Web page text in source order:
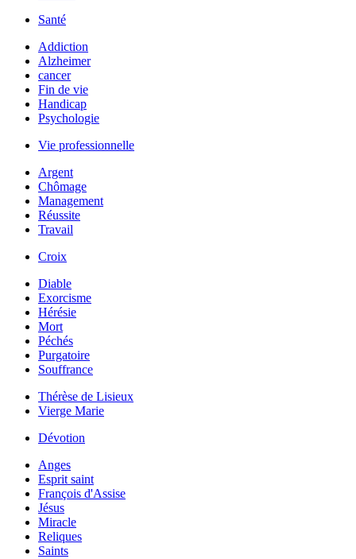
Santé
Addiction
Alzheimer
cancer
Fin de vie
Handicap
Psychologie
Vie professionnelle
Argent
Chômage
Management
Réussite
Travail
Croix
Diable
Exorcisme
Hérésie
Mort
Péchés
Purgatoire
Souffrance
Thérèse de Lisieux
Vierge Marie
Dévotion
Anges
Esprit saint
François d'Assise
Jésus
Miracle
Reliques
Saints